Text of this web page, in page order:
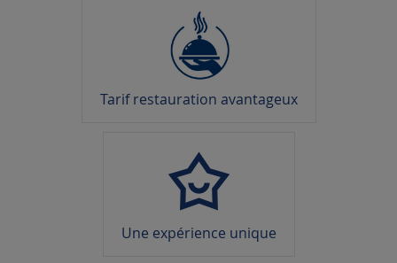
Tarif restauration avantageux
Une expérience unique